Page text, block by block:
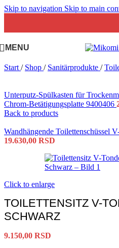
Skip to navigation Skip to main
MENU
Start / Shop / Sanitärprodukte /
Unterputz-Spülkasten für
Chrom-Betätigungsplatte 9400406
Back to products
Wandhängende Toilettenschüssel
19.630,00 RSD
Click to enlarge
TOILETTENSITZ V-
SCHWARZ
9.150,00 RSD